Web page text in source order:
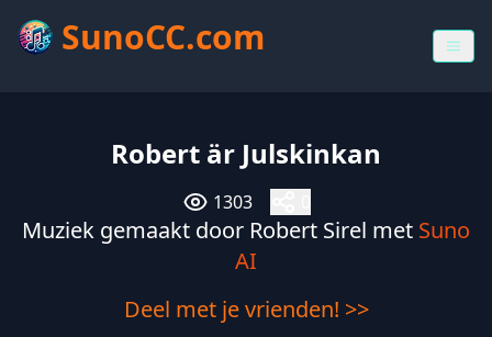
SunoCC.com
Robert är Julskinkan
1303
Muziek gemaakt door Robert Sirel met Suno
AI
Deel met je vrienden! >>